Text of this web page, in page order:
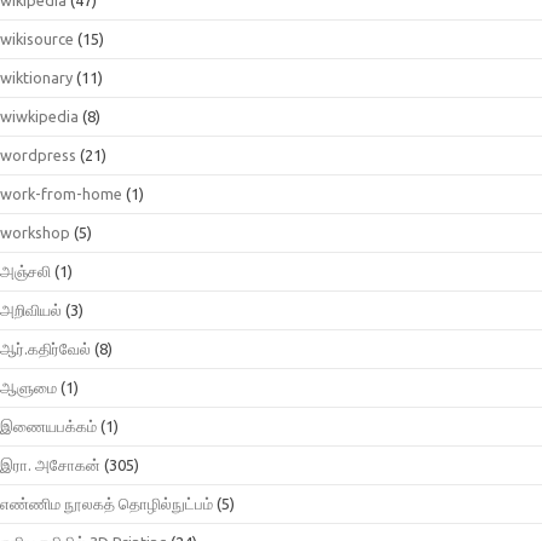
wikisource (15)
wiktionary (11)
wiwkipedia (8)
wordpress (21)
work-from-home (1)
workshop (5)
அஞ்சலி (1)
அறிவியல் (3)
ஆர்.கதிர்வேல் (8)
ஆளுமை (1)
இணையபக்கம் (1)
இரா. அசோகன் (305)
எண்ணிம நூலகத் தொழில்நுட்பம் (5)